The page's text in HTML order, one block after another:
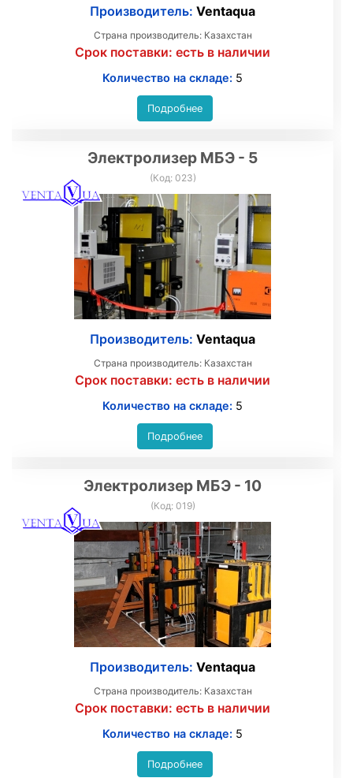
Производитель: Ventaqua
Страна производитель: Казахстан
Срок поставки: есть в наличии
Количество на складе: 5
Подробнее
Электролизер МБЭ - 5
(Код: 023)
Производитель: Ventaqua
Страна производитель: Казахстан
Срок поставки: есть в наличии
Количество на складе: 5
Подробнее
Электролизер МБЭ - 10
(Код: 019)
Производитель: Ventaqua
Страна производитель: Казахстан
Срок поставки: есть в наличии
Количество на складе: 5
Подробнее